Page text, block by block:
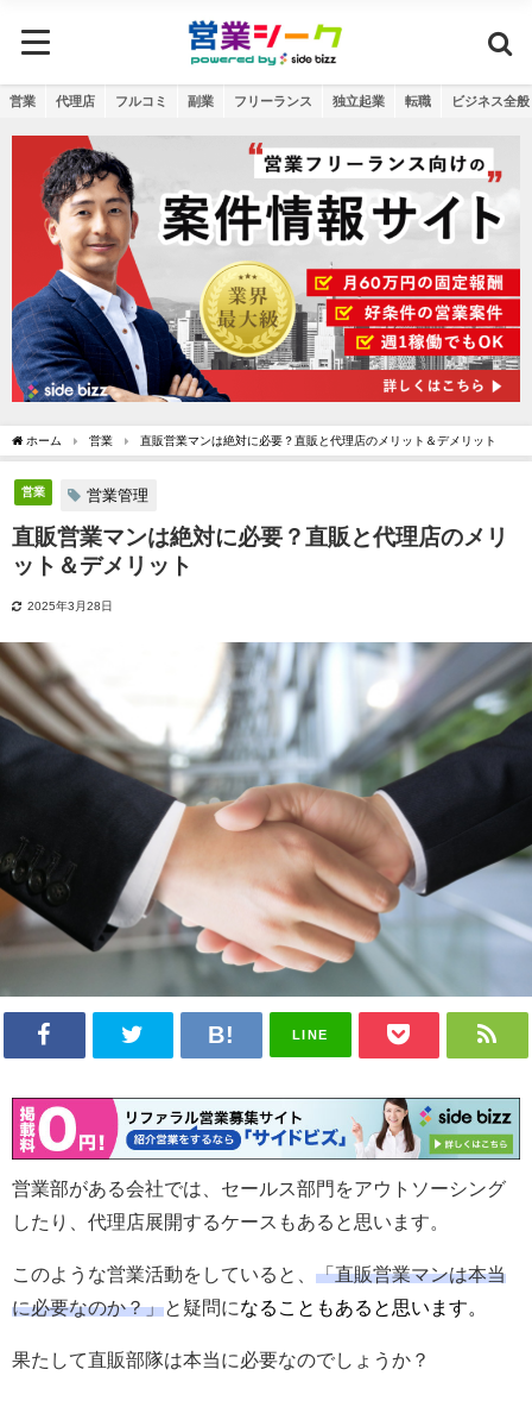
営業 代理店 フルコミ 副業 フリーランス 独立起業 転職 ビジネス全般
ホーム 営業 直販営業マンは絶対に必要？直販と代理店のメリット＆デメリット
営業 営業管理
直販営業マンは絶対に必要？直販と代理店のメリ
ット＆デメリット
2025年3月28日
LINE
営業部がある会社では、セールス部門をアウトソーシング
したり、代理店展開するケースもあると思います。
このような営業活動をしていると、 「直販営業マンは本当
に必要なのか？」と疑問になることもあると思います。
果たして直販部隊は本当に必要なのでしょうか？